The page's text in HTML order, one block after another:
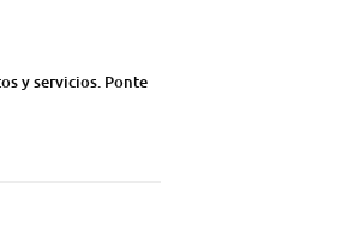
y servicios. Ponte